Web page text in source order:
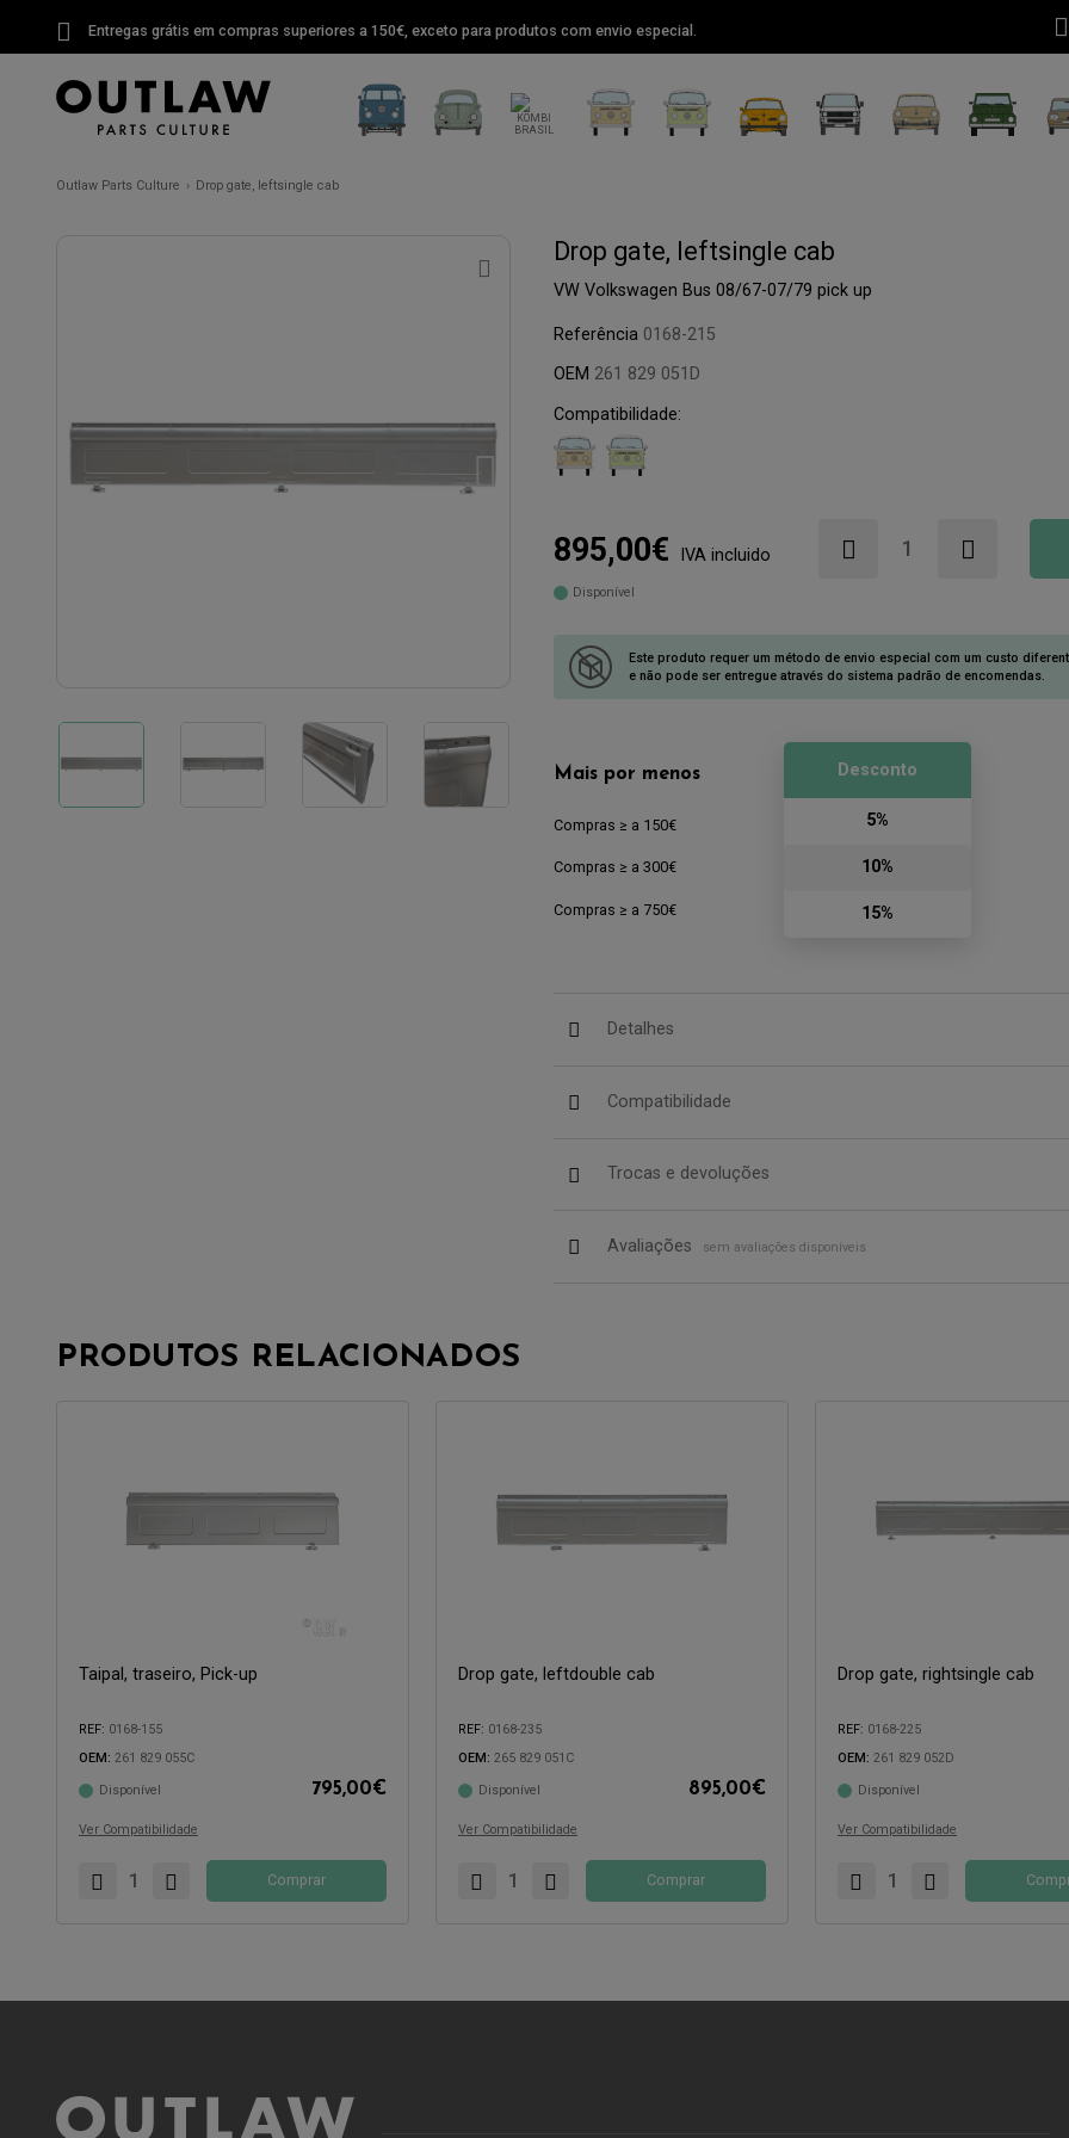
Entregas grátis em compras superiores a 150€, exceto para produtos com envio especial.
Outlaw Parts Culture Drop gate, leftsingle cab
Drop gate, leftsingle cab
VW Volkswagen Bus 08/67-07/79 pick up
Referência 0168-215
OEM 261 829 051D
Compatibilidade:
895,00€ IVA incluido
Disponível
Este produto requer um método de envio especial com um custo
e não pode ser entregue através do sistema padrão de encomendas.
Mais por menos
Compras ≥ a 150€
Compras ≥ a 300€
Compras ≥ a 750€
Desconto
5%
10%
15%
Detalhes
Compatibilidade
Trocas e devoluções
Avaliações sem avaliações disponíveis
PRODUTOS RELACIONADOS
Taipal, traseiro, Pick-up
REF: 0168-155
OEM: 261 829 055C
Disponível 795,00€
Ver Compatibilidade
Compatível com:
Comprar
Drop gate, leftdouble cab
REF: 0168-235
OEM: 265 829 051C
Disponível 895,00€
Ver Compatibilidade
Compatível com:
Comprar
Drop gate, rightsingle cab
REF: 0168-225
OEM: 261 829 052D
Disponível
Ver Compatibilidade
Compatível com: